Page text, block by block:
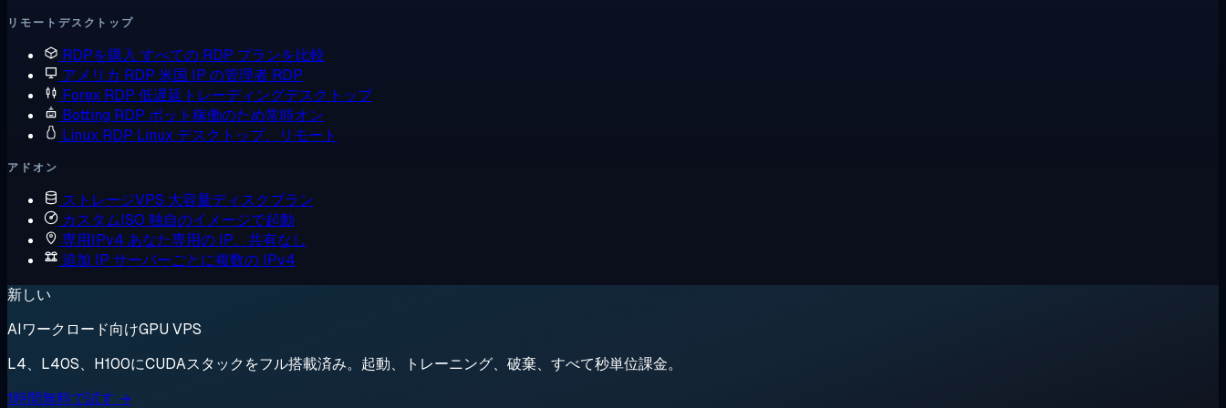
リモートデスクトップ
RDPを購入 すべての RDP プランを比較
アメリカ RDP 米国 IP の管理者 RDP
Forex RDP 低遅延トレーディングデスクトップ
Botting RDP ボット稼働のため常時オン
Linux RDP Linux デスクトップ、リモート
アドオン
ストレージVPS 大容量ディスクプラン
カスタムISO 独自のイメージで起動
専用IPv4 あなた専用の IP、共有なし
追加 IP サーバーごとに複数の IPv4
新しい
AIワークロード向けGPU VPS
L4、L40S、H100にCUDAスタックをフル搭載済み。起動、トレーニング、破棄、すべて秒単位課金。
1時間無料で試す →